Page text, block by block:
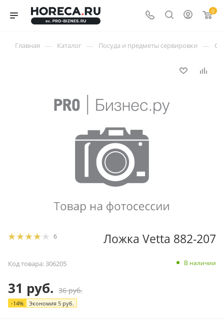
0
Главная — Каталог — Посуда и предметы сервировки —
6 Ложка Vetta 882-207
Код товара:306205 В наличии
31 руб. 36руб.
-14% Экономия 5 руб.